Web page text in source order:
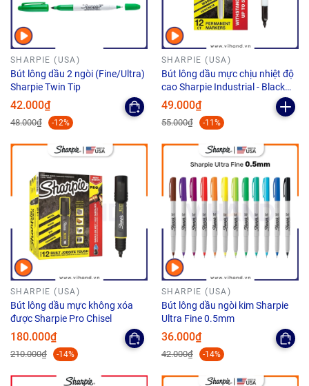
SHARPIE (USA)
Bút lông dầu 2 ngòi (Fine/Ultra)
Sharpie Twin Tip
42.000₫
48.000₫ -12%
SHARPIE (USA)
Bút lông dầu mực chịu nhiệt độ
cao Sharpie Industrial - Black
(Màu đen)
49.000₫
55.000₫ -11%
SHARPIE (USA)
Bút lông dầu mực không xóa
được Sharpie Pro Chisel
180.000₫
210.000₫ -14%
SHARPIE (USA)
Bút lông dầu ngòi kim Sharpie
Ultra Fine 0.5mm
36.000₫
42.000₫ -14%